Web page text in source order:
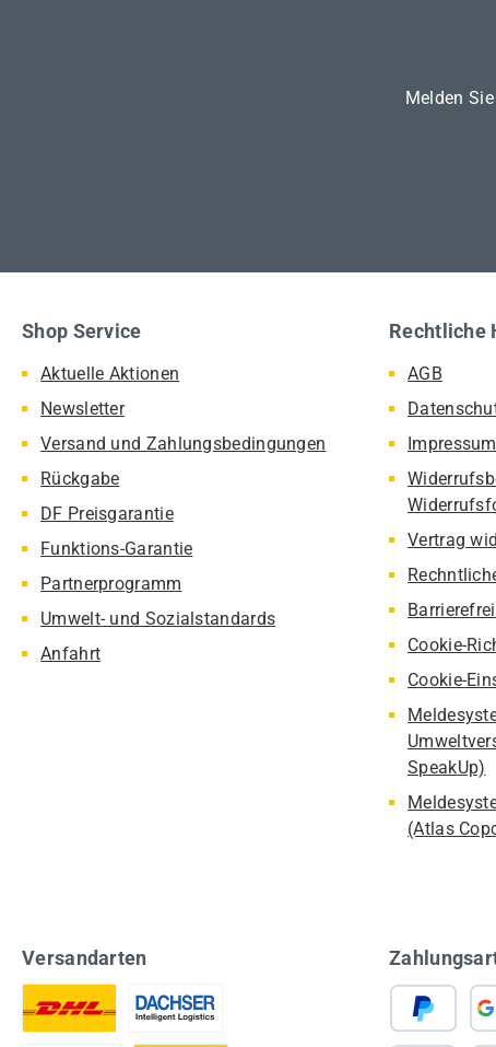
Melden
Shop Service
Aktuelle Aktionen
Newsletter
Versand und Zahlungsbedingungen
Rückgabe
DF Preisgarantie
Funktions-Garantie
Partnerprogramm
Umwelt- und Sozialstandards
Anfahrt
Rechtliche
AGB
Impressum
Vertrag
Cookie-
Cookie-
SpeakUp)
(Atlas
Versandarten